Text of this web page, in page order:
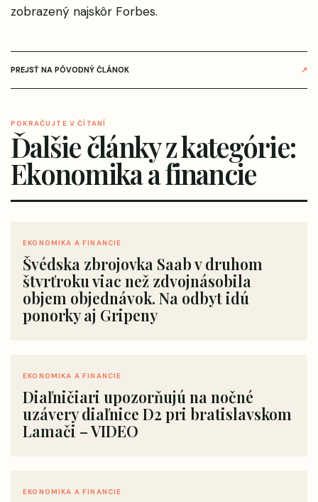
zobrazený najskôr Forbes.
PREJSŤ NA PÔVODNÝ ČLÁNOK ↗
POKRAČUJTE V ČÍTANÍ
Ďalšie články z kategórie:
Ekonomika a financie
EKONOMIKA A FINANCIE
Švédska zbrojovka Saab v druhom
štvrťroku viac než zdvojnásobila
objem objednávok. Na odbyt idú
ponorky aj Gripeny
EKONOMIKA A FINANCIE
Diaľničiari upozorňujú na nočné
uzávery diaľnice D2 pri bratislavskom
Lamači – VIDEO
EKONOMIKA A FINANCIE